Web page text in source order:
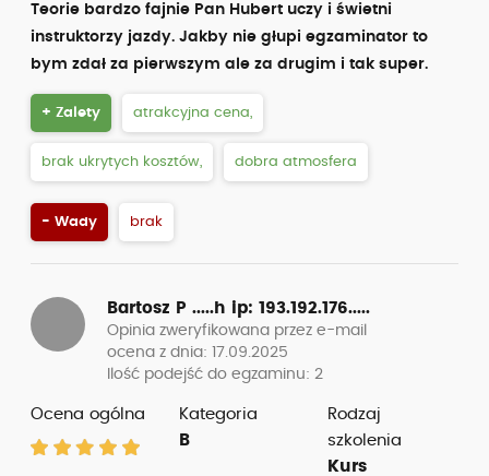
Teorie bardzo fajnie Pan Hubert uczy i świetni
instruktorzy jazdy. Jakby nie głupi egzaminator to
bym zdał za pierwszym ale za drugim i tak super.
+ Zalety atrakcyjna cena,
brak ukrytych kosztów, dobra atmosfera
- Wady brak
Bartosz P .....h ip: 193.192.176.....
Opinia zweryfikowana przez e-mail
ocena z dnia: 17.09.2025
Ilość podejść do egzaminu: 2
Ocena ogólna
Kategoria
B
Rodzaj
szkolenia
Kurs